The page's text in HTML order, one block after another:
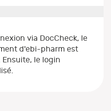
via DocCheck, le
d'ebi-pharm est
le login